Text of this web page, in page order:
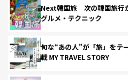
Next韓国旅 次の韓国旅行
グルメ・テクニック
旬な“あの人”が「旅」をテ
載 MY TRAVEL STORY